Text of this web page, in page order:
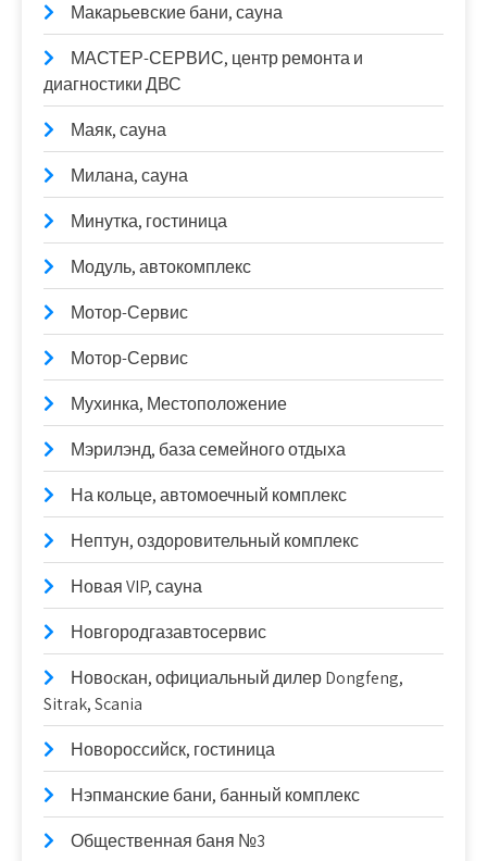
Макарьевские бани, сауна
МАСТЕР-СЕРВИС, центр ремонта и
диагностики ДВС
Маяк, сауна
Милана, сауна
Минутка, гостиница
Модуль, автокомплекс
Мотор-Сервис
Мотор-Сервис
Мухинка, Местоположение
Мэрилэнд, база семейного отдыха
На кольце, автомоечный комплекс
Нептун, оздоровительный комплекс
Новая VIP, сауна
Новгородгазавтосервис
Новоcкан, официальный дилер Dongfeng,
Sitrak, Scania
Новороссийск, гостиница
Нэпманские бани, банный комплекс
Общественная баня №3